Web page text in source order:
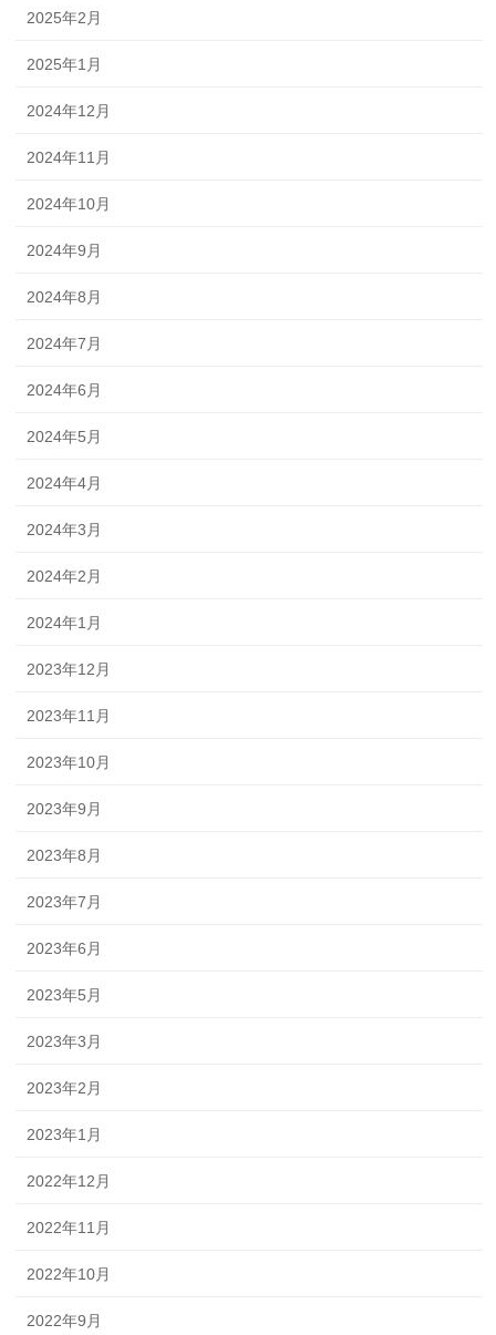
2025年2月
2025年1月
2024年12月
2024年11月
2024年10月
2024年9月
2024年8月
2024年7月
2024年6月
2024年5月
2024年4月
2024年3月
2024年2月
2024年1月
2023年12月
2023年11月
2023年10月
2023年9月
2023年8月
2023年7月
2023年6月
2023年5月
2023年3月
2023年2月
2023年1月
2022年12月
2022年11月
2022年10月
2022年9月